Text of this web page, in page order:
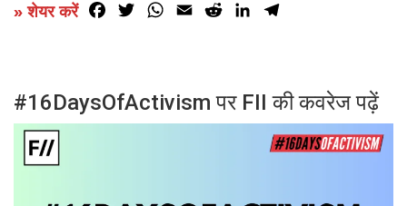
» शेयर करें Facebook
TwitterWhatsApp
Email RedditLinkedIn
#16DaysOfActivism पर FII की कवरेज पढ़ें